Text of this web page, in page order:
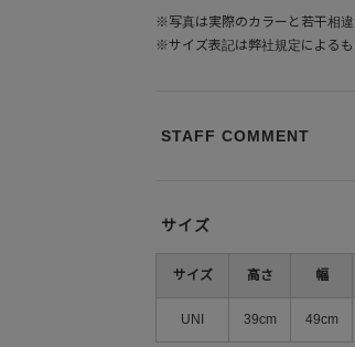
※写真は実際のカラーと若干相
※サイズ表記は弊社規定によるも
STAFF COMMENT
サイズ
サイズ 高さ 幅
UNI 39cm 49cm